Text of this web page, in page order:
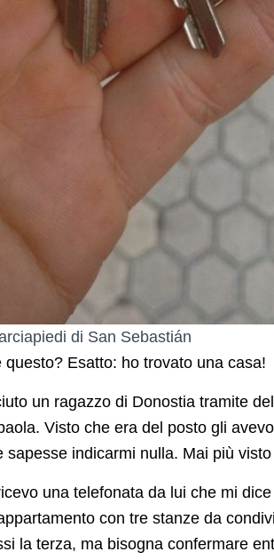
di San Sebastián
Esatto: ho trovato una casa!
un ragazzo di Donostia tramite
Visto che era del posto gli
sapesse indicarmi nulla. Mai più
una telefonata da lui che mi
con tre stanze da
la terza, ma bisogna confermare